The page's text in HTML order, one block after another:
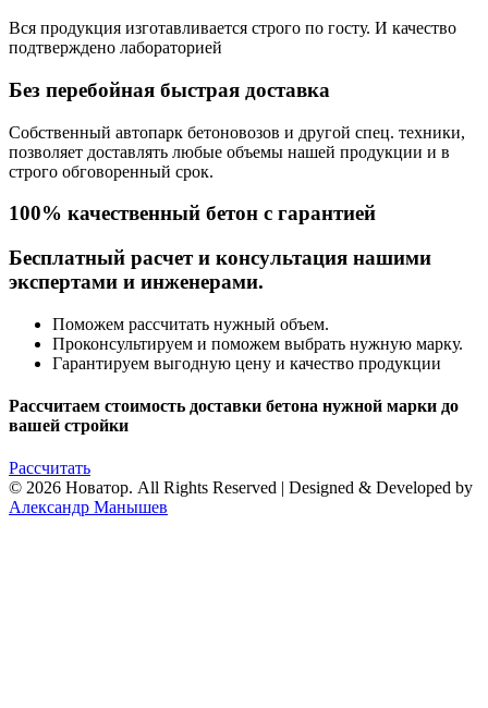
Вся продукция изготавливается строго по госту. И качество
подтверждено лабораторией
Без перебойная быстрая доставка
Собственный автопарк бетоновозов и другой спец. техники,
позволяет доставлять любые объемы нашей продукции и в
строго обговоренный срок.
100% качественный бетон с гарантией
Бесплатный расчет и консультация нашими
экспертами и инженерами.
Поможем рассчитать нужный объем.
Проконсультируем и поможем выбрать нужную марку.
Гарантируем выгодную цену и качество продукции
Рассчитаем стоимость доставки бетона нужной марки до
вашей стройки
Рассчитать
© 2026 Новатор. All Rights Reserved | Designed & Developed by
Александр Манышев